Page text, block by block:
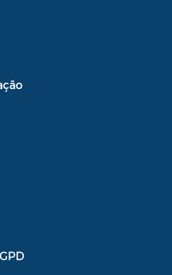
SETUR
SEELA
COVID-19
de Educação
Universitário
do Dirigente
ao Município para